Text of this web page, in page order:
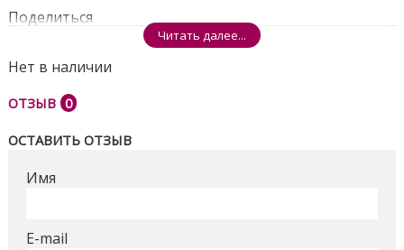
Поделиться
Читать далее...
Нет в наличии
ОТЗЫВ 0
ОСТАВИТЬ ОТЗЫВ
Имя
E-mail